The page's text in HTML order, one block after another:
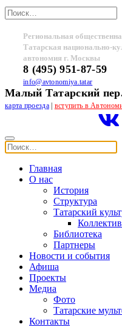
Региональная
Татарская национально-
автономия г. Москвы
8 (495) 951-87-59
info@avtonomiya.tatar
Малый Татарский
карта проезда| вступить в
Главная
О нас
История
Структура
Татарский
Библиотека
Партнеры
Новости и события
Афиша
Проекты
Медиа
Фото
Татарские
Контакты